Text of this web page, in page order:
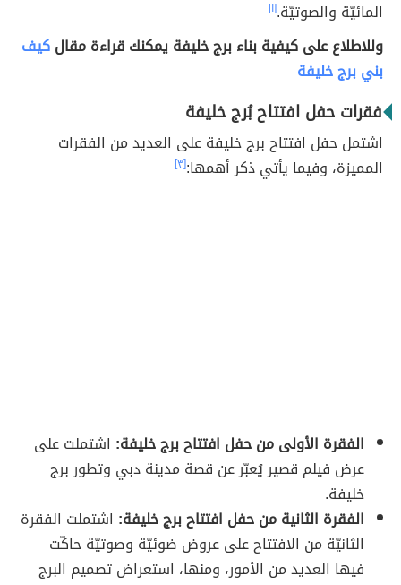
المائيّة والصوتيّة.[١]
وللاطلاع على كيفية بناء برج خليفة يمكنك قراءة مقالكيف
بني برج خليفة
فقرات حفل افتتاح بُرج خليفة
اشتمل حفل افتتاح برج خليفة على العديد من الفقرات
المميزة، وفيما يأتي ذكر أهمها:[٣]
الفقرة الأولى من حفل افتتاح برج خليفة: اشتملت على
عرض فيلم قصير يُعبّر عن قصة مدينة دبي وتطور برج
خليفة.
الفقرة الثانية من حفل افتتاح برج خليفة: اشتملت الفقرة
الثانيّة من الافتتاح على عروض ضوئيّة وصوتيّة حاكّت
فيها العديد من الأمور، ومنها، استعراض تصميم البرج